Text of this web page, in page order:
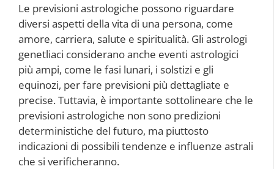
Le previsioni astrologiche possono riguardare
diversi aspetti della vita di una persona, come
amore, carriera, salute e spiritualità. Gli astrologi
genetliaci considerano anche eventi astrologici
più ampi, come le fasi lunari, i solstizi e gli
equinozi, per fare previsioni più dettagliate e
precise. Tuttavia, è importante sottolineare che le
previsioni astrologiche non sono predizioni
deterministiche del futuro, ma piuttosto
indicazioni di possibili tendenze e influenze astrali
che si verificheranno.